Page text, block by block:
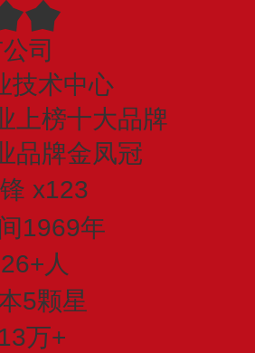
司
技术中心
上榜十大品牌
品牌金凤冠
x123
1969年
人
5颗星
万+